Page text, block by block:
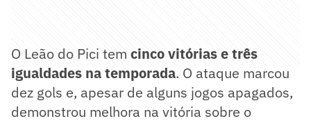
O Leão do Pici tem cinco vitórias e três
igualdades na temporada. O ataque marcou
dez gols e, apesar de alguns jogos apagados,
demonstrou melhora na vitória sobre o